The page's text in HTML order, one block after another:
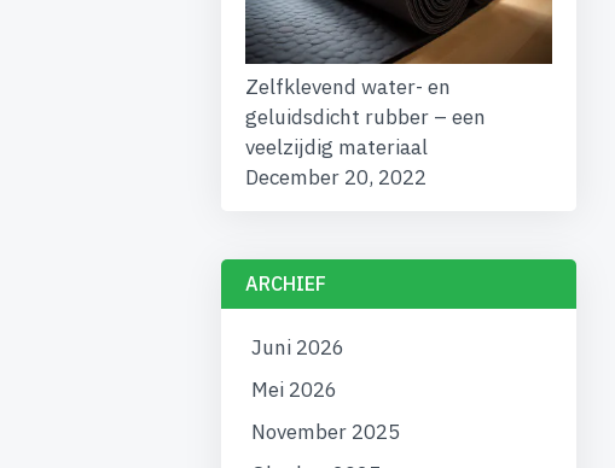
Zelfklevend water- en
geluidsdicht rubber – een
veelzijdig materiaal
December 20, 2022
ARCHIEF
Juni 2026
Mei 2026
November 2025